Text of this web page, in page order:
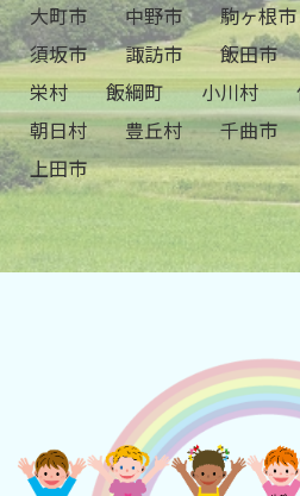
大町市
中野市 駒ヶ根市
須坂市
諏訪市 飯田市
栄村
飯綱町 小川村
朝日村
豊丘村 千曲市
上田市